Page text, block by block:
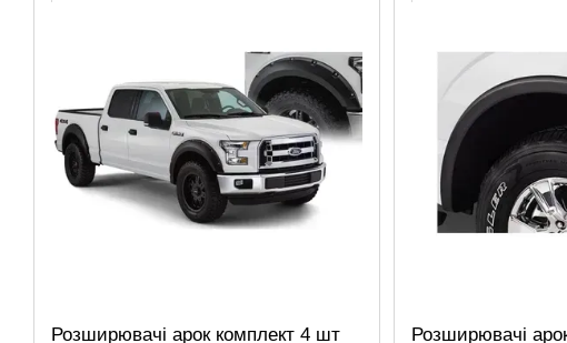
Розширювачі арок комплект 4 шт
Розширювачі